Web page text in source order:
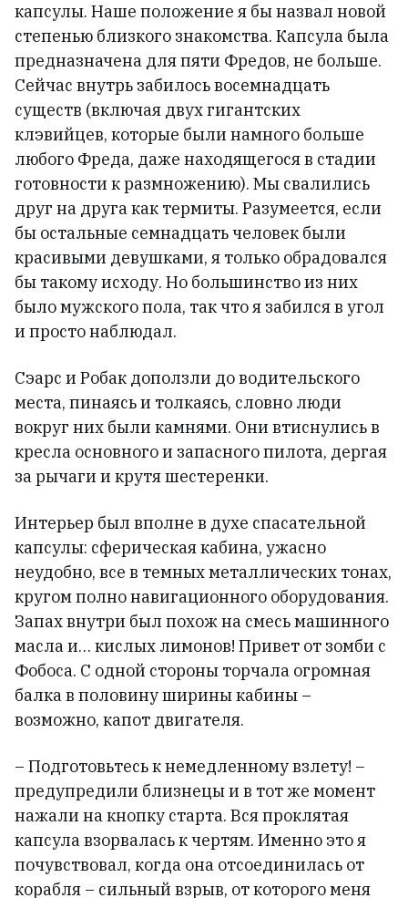
капсулы. Наше положение я бы назвал новой
степенью близкого знакомства. Капсула была
предназначена для пяти Фредов, не больше.
Сейчас внутрь забилось восемнадцать
существ (включая двух гигантских
клэвийцев, которые были намного больше
любого Фреда, даже находящегося в стадии
готовности к размножению). Мы свалились
друг на друга как термиты. Разумеется, если
бы остальные семнадцать человек были
красивыми девушками, я только обрадовался
бы такому исходу. Но большинство из них
было мужского пола, так что я забился в угол
и просто наблюдал.
Сэарс и Робак доползли до водительского
места, пинаясь и толкаясь, словно люди
вокруг них были камнями. Они втиснулись в
кресла основного и запасного пилота, дергая
за рычаги и крутя шестеренки.
Интерьер был вполне в духе спасательной
капсулы: сферическая кабина, ужасно
неудобно, все в темных металлических тонах,
кругом полно навигационного оборудования.
Запах внутри был похож на смесь машинного
масла и… кислых лимонов! Привет от зомби с
Фобоса. С одной стороны торчала огромная
балка в половину ширины кабины –
возможно, капот двигателя.
– Подготовьтесь к немедленному взлету! –
предупредили близнецы и в тот же момент
нажали на кнопку старта. Вся проклятая
капсула взорвалась к чертям. Именно это я
почувствовал, когда она отсоединилась от
корабля – сильный взрыв, от которого меня